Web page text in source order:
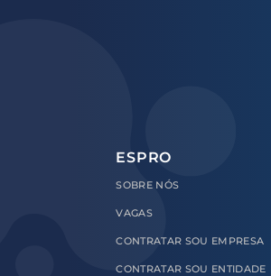
ESPRO
SOBRE NÓS
VAGAS
CONTRATAR SOU EMPRESA
CONTRATAR SOU ENTIDADE